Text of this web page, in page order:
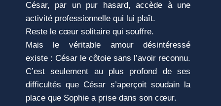
César, par un pur hasard, accède à une
activité professionnelle qui lui plaît.
Reste le cœur solitaire qui souffre.
Mais le véritable amour désintéressé
existe : César le côtoie sans l’avoir reconnu.
C’est seulement au plus profond de ses
difficultés que César s’aperçoit soudain la
place que Sophie a prise dans son cœur.